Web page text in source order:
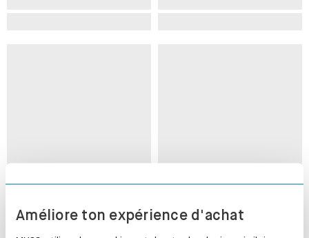
Améliore ton expérience d'achat